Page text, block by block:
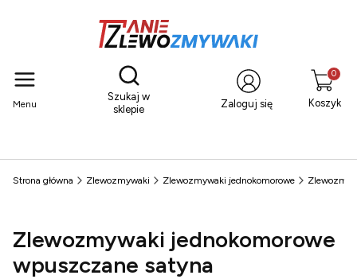
Menu
Otwórz wyszukiwarkę
Szukaj w
sklepie
Zaloguj się Koszyk
Strona główna Zlewozmywaki Zlewozmywaki jednokomorowe
Zlewozmywaki jednokomorowe
wpuszczane satyna